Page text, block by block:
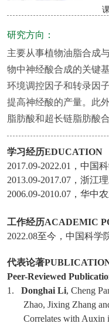
研究方向：
主要从事植物油脂合成
物中神经酸合成的关键
环境调控因子和转录因
提高神经酸的产量。此
脂肪酸和超长链脂肪酸
学习经历EDUCATION
2017.09-2022.01 ，中国
2013.09-2017.07 ，浙江
2006.09-2010.07 ，华中
工作经历ACADEMIC
2022.08至今，中国科学
代表论著
Peer-Reviewed
1.
Donghai Li, Cheng
Zhao, Jixing Zhang
Correlates with Auxin